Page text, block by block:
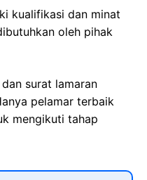
kualifikasi dan minat
oleh pihak
surat lamaran
pelamar terbaik
mengikuti tahap